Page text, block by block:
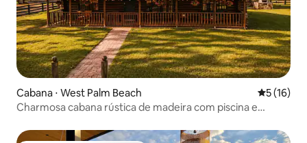
Cabana ⋅ West Palm Beach 5 de uma
5 (16)
Charmosa cabana rústica de madeira com piscina e